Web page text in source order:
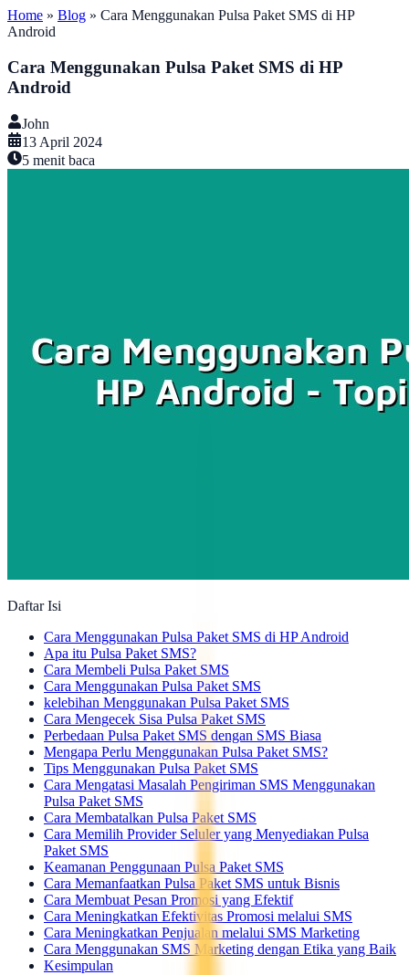
Home » Blog » Cara Menggunakan Pulsa Paket SMS di HP
Android
Cara Menggunakan Pulsa Paket SMS di HP
Android
John
13 April 2024
5 menit baca
Daftar Isi
Cara Menggunakan Pulsa Paket SMS di HP Android
Apa itu Pulsa Paket SMS?
Cara Membeli Pulsa Paket SMS
Cara Menggunakan Pulsa Paket SMS
kelebihan Menggunakan Pulsa Paket SMS
Cara Mengecek Sisa Pulsa Paket SMS
Perbedaan Pulsa Paket SMS dengan SMS Biasa
Mengapa Perlu Menggunakan Pulsa Paket SMS?
Tips Menggunakan Pulsa Paket SMS
Cara Mengatasi Masalah Pengiriman SMS Menggunakan
Pulsa Paket SMS
Cara Membatalkan Pulsa Paket SMS
Cara Memilih Provider Seluler yang Menyediakan Pulsa
Paket SMS
Keamanan Penggunaan Pulsa Paket SMS
Cara Memanfaatkan Pulsa Paket SMS untuk Bisnis
Cara Membuat Pesan Promosi yang Efektif
Cara Meningkatkan Efektivitas Promosi melalui SMS
Cara Meningkatkan Penjualan melalui SMS Marketing
Cara Menggunakan SMS Marketing dengan Etika yang Baik
Kesimpulan